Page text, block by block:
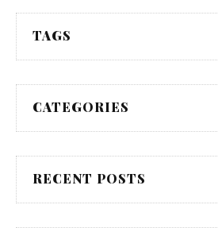
TAGS
CATEGORIES
RECENT POSTS